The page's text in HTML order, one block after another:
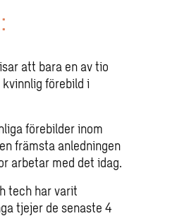
att bara en av tio
förebild i
förebilder inom
främsta anledningen
arbetar med det idag.
tech har varit
tjejer de senaste 4